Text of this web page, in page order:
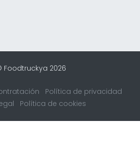
Foodtruckya 2026
Política de privacidad
Política de cookies